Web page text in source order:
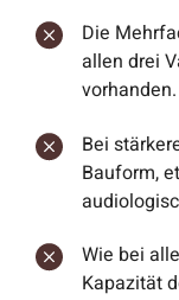
Die
allen drei
vorhanden.
Bei
Bauform,
Wie bei
Kapazität